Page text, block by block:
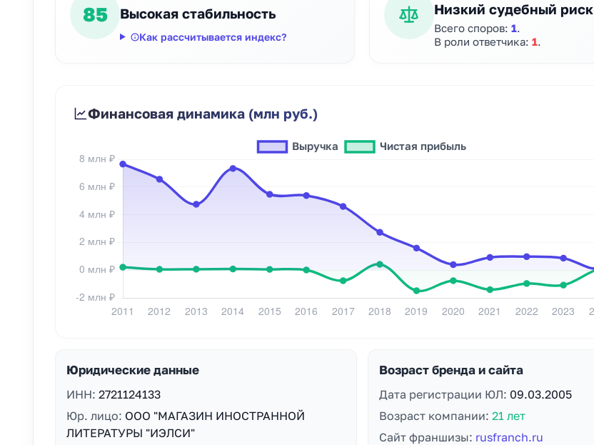
85 Высокая стабильность
Как рассчитывается индекс?
Низкий судебный риск
Всего споров: 1.
В роли ответчика: 1.
Финансовая динамика (млн руб.)
Юридические данные
ИНН: 2721124133
Юр. лицо: ООО "МАГАЗИН ИНОСТРАННОЙ
ЛИТЕРАТУРЫ "ИЭЛСИ"
Возраст бренда и сайта
Дата регистрации ЮЛ: 09.03.2005
Возраст компании: 21 лет
Сайт франшизы: rusfranch.ru